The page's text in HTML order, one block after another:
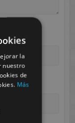
la
nuestro
de
Más